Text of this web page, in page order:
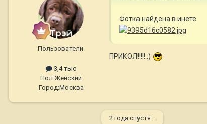
Пользователи.
3,4 тыс
Пол:Женский
Город:Москва
Фотка найдена в инете
ПРИКОЛ!!!!! :)
2 года спустя...